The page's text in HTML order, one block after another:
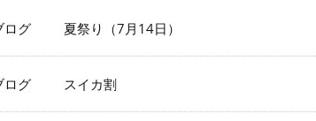
グ 夏祭り（7月14日）
グ スイカ割